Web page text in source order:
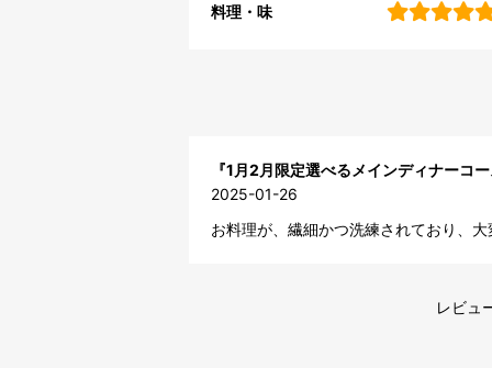
料理・味
『1月2月限定選べるメインディナーコ
2025-01-26
お料理が、繊細かつ洗練されており、
レビュ